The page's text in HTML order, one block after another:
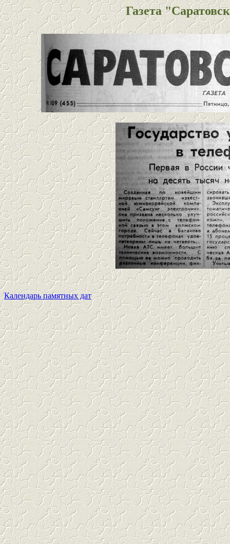
Газета
Календарь памятных дат